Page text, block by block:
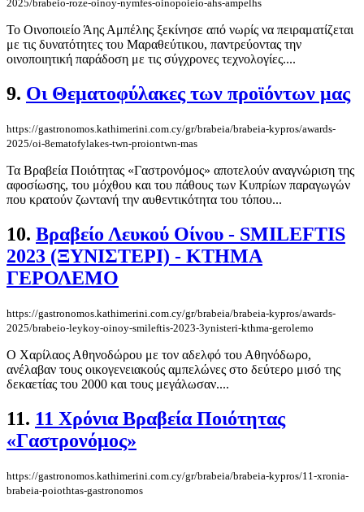
2025/brabeio-roze-oinoy-nymfes-oinopoieio-ahs-ampelhs
Το Οινοποιείο Άης Αμπέλης ξεκίνησε από νωρίς να πειραματίζεται
με τις δυνατότητες του Μαραθεύτικου, παντρεύοντας την
οινοποιητική παράδοση με τις σύγχρονες τεχνολογίες....
9. Οι Θεματοφύλακες των προϊόντων μας
https://gastronomos.kathimerini.com.cy/gr/brabeia/brabeia-kypros/awards-
2025/oi-8ematofylakes-twn-proiontwn-mas
Τα Βραβεία Ποιότητας «Γαστρονόμος» αποτελούν αναγνώριση της
αφοσίωσης, του μόχθου και του πάθους των Κυπρίων παραγωγών
που κρατούν ζωντανή την αυθεντικότητα του τόπου...
10. Βραβείο Λευκού Οίνου - SMILEFTIS
2023 (ΞΥΝΙΣΤΕΡΙ) - ΚΤΗΜΑ
ΓΕΡΟΛΕΜΟ
https://gastronomos.kathimerini.com.cy/gr/brabeia/brabeia-kypros/awards-
2025/brabeio-leykoy-oinoy-smileftis-2023-3ynisteri-kthma-gerolemo
Ο Χαρίλαος Αθηνοδώρου με τον αδελφό του Αθηνόδωρο,
ανέλαβαν τους οικογενειακούς αμπελώνες στο δεύτερο μισό της
δεκαετίας του 2000 και τους μεγάλωσαν....
11. 11 Χρόνια Βραβεία Ποιότητας
«Γαστρονόμος»
https://gastronomos.kathimerini.com.cy/gr/brabeia/brabeia-kypros/11-xronia-
brabeia-poiothtas-gastronomos